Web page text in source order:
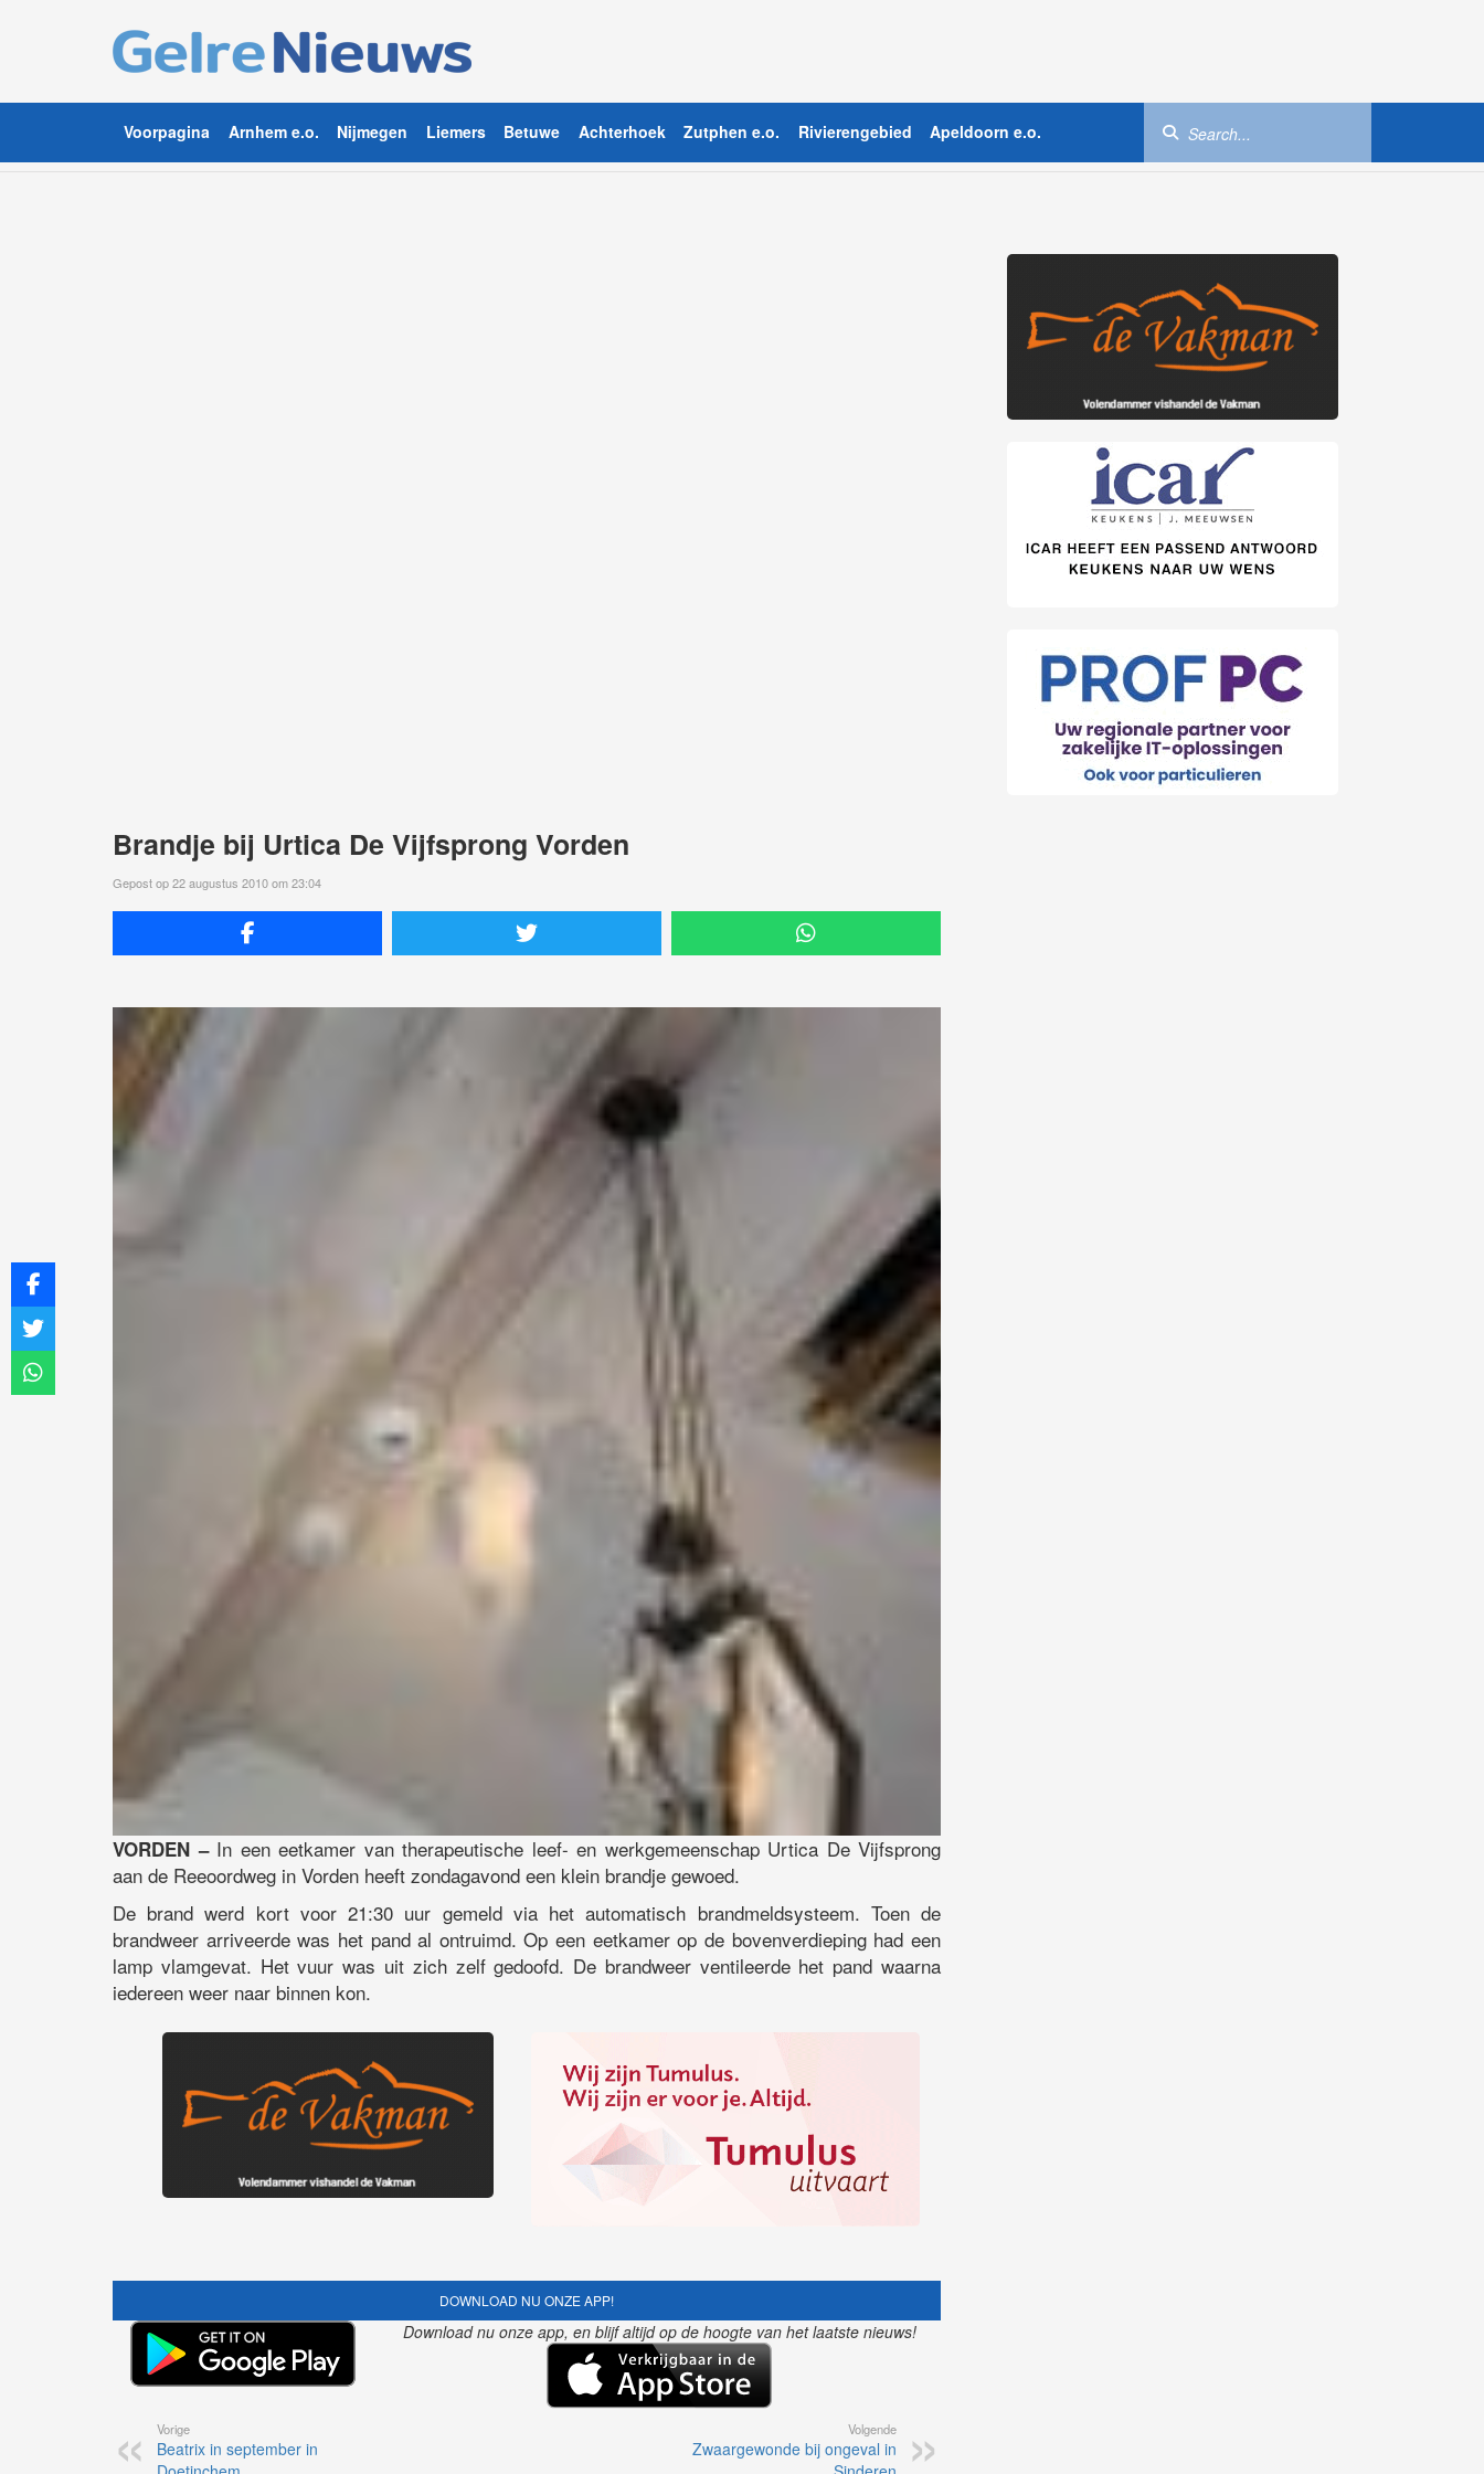
Voorpagina Arnhem e.o. Nijmegen Liemers Betuwe Achterhoek Zutphen e.o. Rivierengebied Apeldoorn e.o.
Brandje bij Urtica De Vijfsprong Vorden
Gepost op 22 augustus 2010 om 23:04
VORDEN –In een eetkamer van therapeutische leef- en werkgemeenschap Urtica De Vijfsprong
aan de Reeoordweg in Vorden heeft zondagavond een klein brandje gewoed.
De brand werd kort voor 21:30 uur gemeld via het automatisch brandmeldsysteem. Toen de
brandweer arriveerde was het pand al ontruimd. Op een eetkamer op de bovenverdieping had een
lamp vlamgevat. Het vuur was uit zich zelf gedoofd. De brandweer ventileerde het pand waarna
iedereen weer naar binnen kon.
DOWNLOAD NU ONZE APP!
Download nu onze app, en blijf altijd op de hoogte van het laatste nieuws!
Vorige
Beatrix in september in
Volgende
Zwaargewonde bij ongeval in